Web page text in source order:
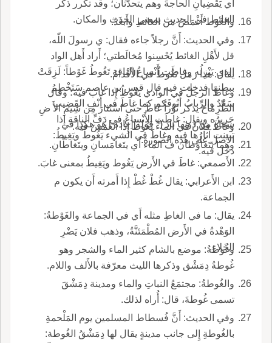
أَي يَقْضِيانِ الحاجةَ وهم يتحدَّثان؛ وقد تكرر ذكر
الغائط في الحديث بمعنى الحدَث والمكان.
والغَوْط أَغْمَضُ من الغائطِ وأَبعَدُ.
وفي الحديث: أَنَّ رجلاً جاءه فقال: ي رسولَ اللّه،
قل لأَهْلِ الغائط يُحْسِنوا مُخالَطتي؛ أَراد أَهل الواد
الذي يَنْزِلُه وغاطَت أَنْساعُ الناقةِ تَغُوطُ غَوْطاً: لَزِقَتْ
ببطنها فدخلت فيه قال قيس بن عاصم سَتَخْطِمُ
سَعْدٌ والرِّبابُ أُنُوفَكم كما غاطَ في أَنْفِ القَضِيبِ
جَرِيرُه ويقال: غاطَتِ الأَنْساعُ في دَفِّ الناقةِ إِذا
تبينت آثارُها فيه وغاطَ في الشيء يَغُوطُ ويَغِيطُ:
دخل فيه.
يقال: هذا رمل تَغُوطُ في الأَقْدامُ.
وغاطَ الرجلُ في الوادي يَغُوطُ إِذا غاب فيه؛ وقال
الطِّرِمّاح يذكر ثَوْراً غاطَ حتى اسْتَثارَ مِن شِيَمِ الأَ ضِ
سَفاه من دُونِها باد (* قوله [ باده ] هو هكذا في
الأصل على هذه الصورة.
وغاطَ فلانٌ في الماء يَغُوطُ إِذا انغمَسَ فيه.
وهما يتَغاوَطان ف الماء أَي يتَغامَسانِ ويتَغاطَّانِ.
الأَصمعي: غاطَ في الأَرض يَغُوط ويَغِيطُ بمعنى غابَ.
ابن الأَعرابي: يقال غُطْ غُطْ إِذا أَمرته أَن يكون م
الجماعة.
يقال: ما في الغاطِ مثله أَي في الجماعة والغَوْطةُ:
الوَهْدةُ في الأَرض المُطْمَئنَّةُ، وذهب فلان يَضْرِ
الخَلاء.
وغُوطةُ: موضع بالشام كثير الماء والشجر وهو
غُوطةُ دِمَشْق وذكرها الليث معرّفة بالأَلف واللام.
والغُوطةُ: مجتمَعُ النباتِ والماء ومدينة دِمَشْقَ
تسمى غُوطةَ، قال: أُراه لذلك.
وفي الحديث: أَنَّ فُسطاط المسلمين يوم المَلْحمةِ
بالغُوطةِ إِلى جانب مدينةٍ يقال لها دِمَشْقُ الغُوطة: